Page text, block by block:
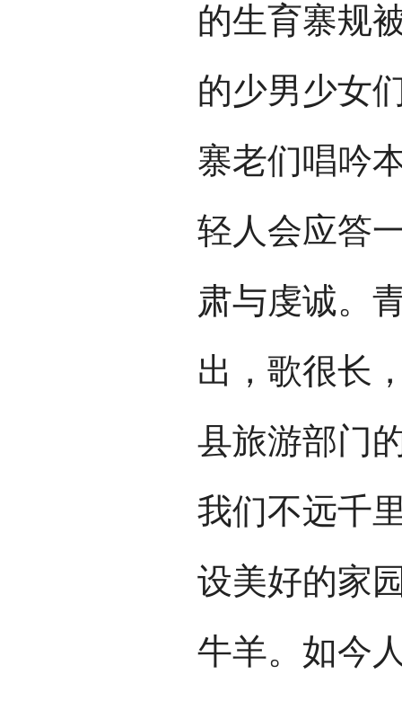
的生育寨规
的少男少女
寨老们唱吟
轻人会应答
肃与虔诚。
出，歌很长
县旅游部门
我们不远千
设美好的家
牛羊。如今